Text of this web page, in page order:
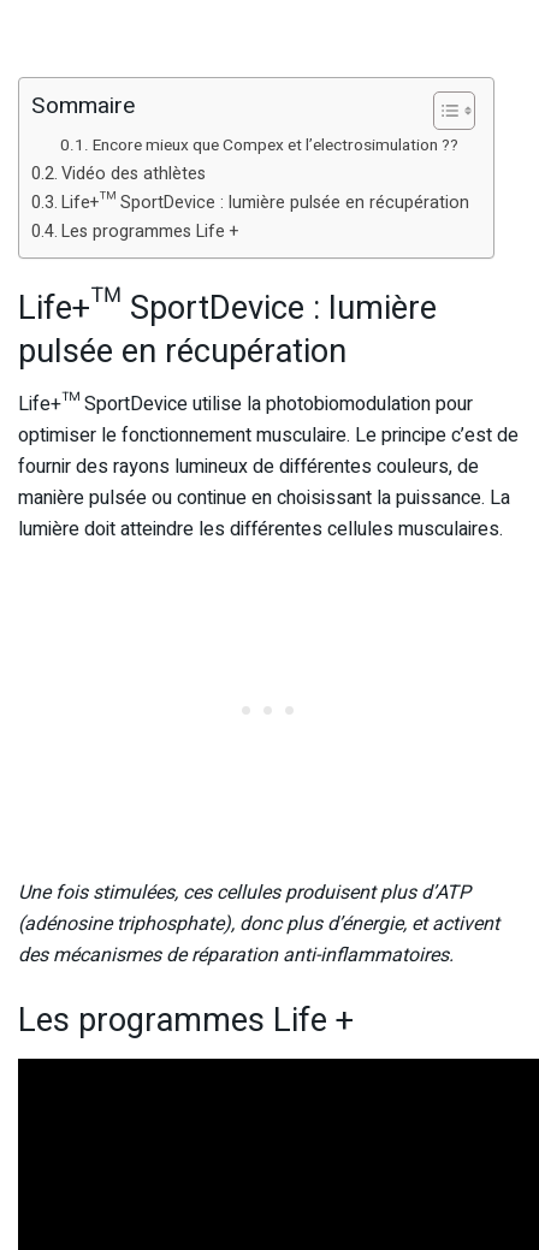
Sommaire
Encore mieux que Compex et l’electrosimulation ??
Vidéo des athlètes
Life+™ SportDevice : lumière pulsée en récupération
Les programmes Life +
Life+™ SportDevice : lumière
pulsée en récupération
Life+™ SportDevice utilise la photobiomodulation pour
optimiser le fonctionnement musculaire. Le principe c’est de
fournir des rayons lumineux de différentes couleurs, de
manière pulsée ou continue en choisissant la puissance. La
lumière doit atteindre les différentes cellules musculaires.
Une fois stimulées, ces cellules produisent plus d’ATP
(adénosine triphosphate), donc plus d’énergie, et activent
des mécanismes de réparation anti-inflammatoires.
Les programmes Life +